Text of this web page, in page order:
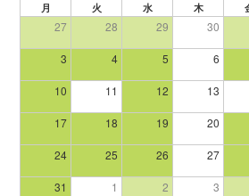
月 火 水 木
27 28 29 30
3 4 5 6
10 11 12 13
17 18 19 20
24 25 26 27
31 1 2 3